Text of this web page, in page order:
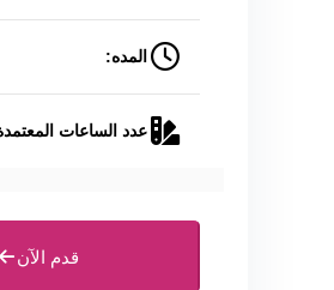
المده:
عدد الساعات
قدم الآن